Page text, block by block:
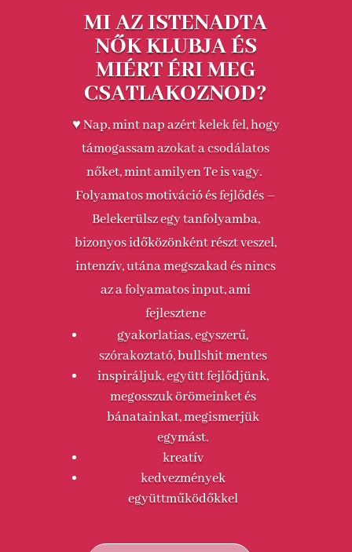
MI AZ ISTENADTA
NŐK KLUBJA ÉS
MIÉRT ÉRI MEG
CSATLAKOZNOD?
♥ Nap, mint nap azért kelek fel, hogy
támogassam azokat a csodálatos
nőket, mint amilyen Te is vagy.
Folyamatos motiváció és fejlődés –
Belekerülsz egy tanfolyamba,
bizonyos időközönként részt veszel,
intenzív, utána megszakad és nincs
az a folyamatos input, ami
fejlesztene
gyakorlatias, egyszerű,
szórakoztató, bullshit mentes
inspiráljuk, együtt fejlődjünk,
megosszuk örömeinket és
bánatainkat, megismerjük
egymást.
kreatív
kedvezmények
együttműködőkkel